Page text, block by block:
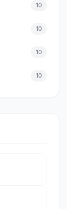
10
10
10
10